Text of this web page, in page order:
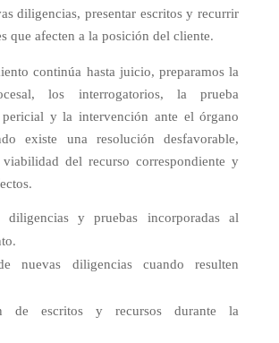
diligencias, presentar escritos y recurrir
que afecten a la posición del cliente.
continúa hasta juicio, preparamos la
los interrogatorios, la prueba
y la intervención ante el órgano
existe una resolución desfavorable,
viabilidad del recurso correspondiente y
diligencias y pruebas incorporadas al
nuevas diligencias cuando resulten
de escritos y recursos durante la